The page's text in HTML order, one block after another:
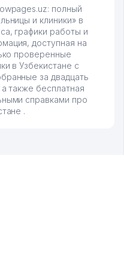
полный
и клиники» в
графики работы и
доступная на
проверенные
в Узбекистане с
за двадцать
также бесплатная
справками про
.